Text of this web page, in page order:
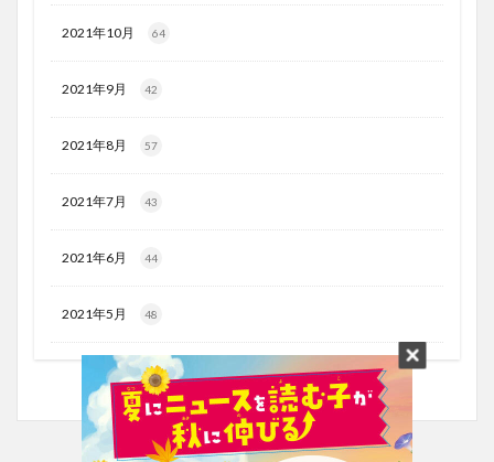
2021年10月 64
2021年9月 42
2021年8月 57
2021年7月 43
2021年6月 44
2021年5月 48